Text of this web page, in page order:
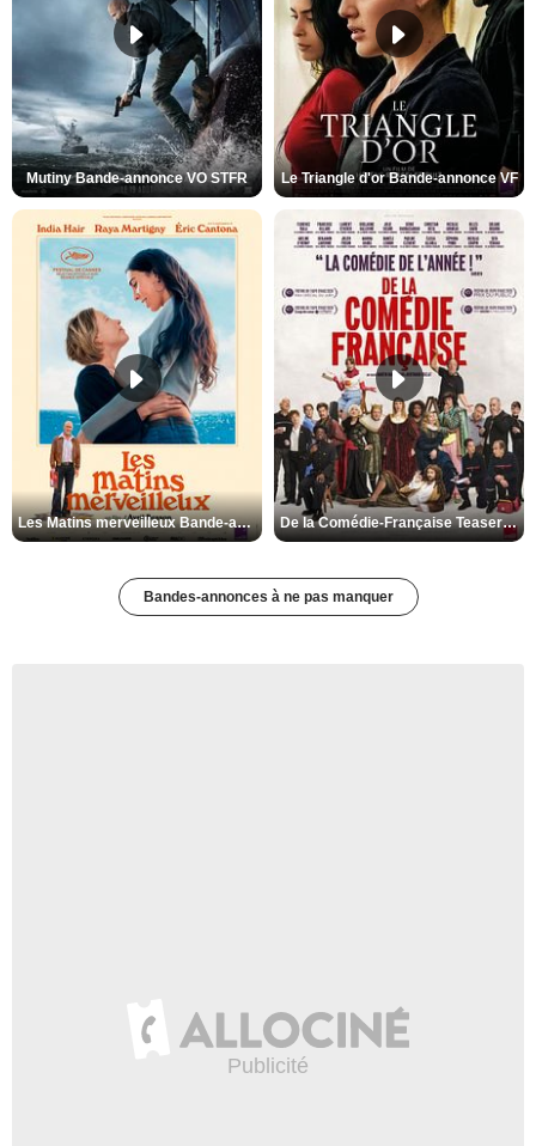
Mutiny Bande-annonce VO STFR Le Triangle d'or Bande-annonce VF
Les Matins merveilleux Bande-annonce VF De la Comédie-Française Teaser VF
Bandes-annonces à ne pas manquer